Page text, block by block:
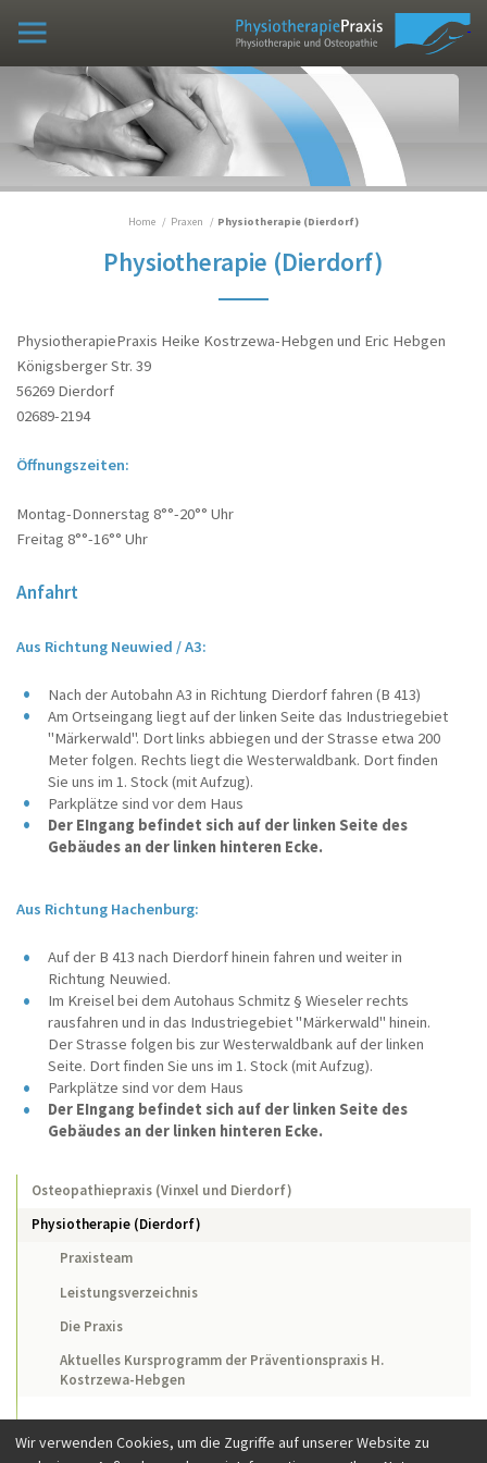
Fortbildung VXIO
Praxen
Osteopathiepraxis (Vinxel und Dierdorf)
Physiotherapie (Dierdorf)
Praxisteam
Leistungsverzeichnis
Die Praxis
Aktuelles Kursprogramm der
Osteopathie
Fallbeispiele
Home
Home Praxen Physiotherapie (Dierdorf)
Physiotherapie (Dierdorf)
PhysiotherapiePraxis Heike Kostrzewa-Hebgen und Eric Hebgen
Königsberger Str. 39
56269 Dierdorf
02689-2194
Öffnungszeiten:
Montag-Donnerstag 8°°-20°° Uhr
Freitag 8°°-16°° Uhr
Anfahrt
Aus Richtung Neuwied / A3:
Nach der Autobahn A3 in Richtung Dierdorf fahren (B 413)
Am Ortseingang liegt auf der linken Seite das Industriegebiet
"Märkerwald". Dort links abbiegen und der Strasse etwa 200
Meter folgen. Rechts liegt die Westerwaldbank. Dort finden
Sie uns im 1. Stock (mit Aufzug).
Parkplätze sind vor dem Haus
Der EIngang befindet sich auf der linken Seite des
Gebäudes an der linken hinteren Ecke.
Aus Richtung Hachenburg:
Auf der B 413 nach Dierdorf hinein fahren und weiter in
Richtung Neuwied.
Im Kreisel bei dem Autohaus Schmitz § Wieseler rechts
rausfahren und in das Industriegebiet "Märkerwald" hinein.
Der Strasse folgen bis zur Westerwaldbank auf der linken
Seite. Dort finden Sie uns im 1. Stock (mit Aufzug).
Parkplätze sind vor dem Haus
Der EIngang befindet sich auf der linken Seite des
Gebäudes an der linken hinteren Ecke.
Osteopathiepraxis (Vinxel und Dierdorf)
Physiotherapie (Dierdorf)
Praxisteam
Leistungsverzeichnis
Die Praxis
Aktuelles Kursprogramm der Präventionspraxis H.
Kostrzewa-Hebgen
Wir verwenden Cookies, um die Zugriffe auf unserer Website zu